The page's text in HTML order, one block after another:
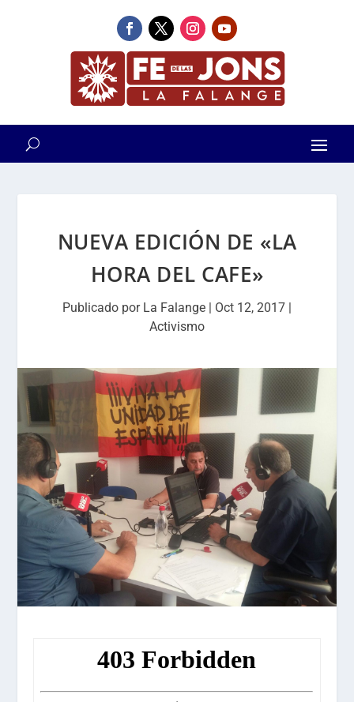
NUEVA EDICIÓN DE «LA
HORA DEL CAFE»
Publicado por La Falange | Oct 12, 2017 |
Activismo